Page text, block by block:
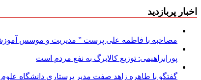
اخبار پربازدید
مصاحبه با فاطمه علی پرست ” مدیریت و موسس
پورابراهیمی: توزیع کالابرگ به نفع مردم است
گفتگو با طاهره زاهد صفت مدیر پرستاری دانشگاه